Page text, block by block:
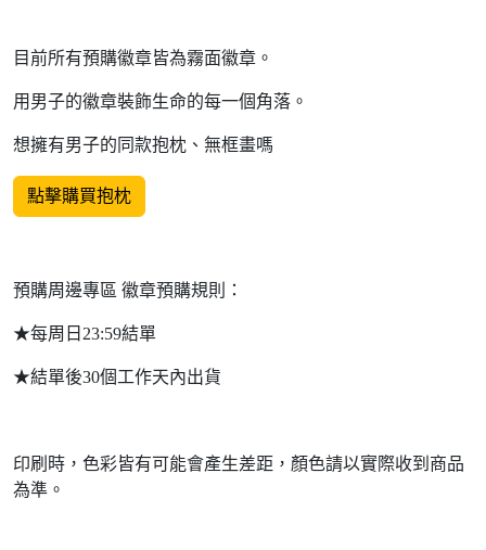
目前所有預購徽章皆為霧面徽章。
用男子的徽章裝飾生命的每一個角落。
想擁有男子的同款抱枕、無框畫嗎
點擊購買抱枕
預購周邊專區 徽章預購規則：
★每周日23:59結單
★結單後30個工作天內出貨
印刷時，色彩皆有可能會產生差距，顏色請以實際收到商品
為準。